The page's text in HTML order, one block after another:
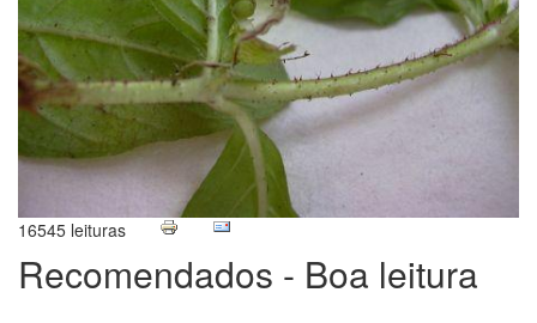
16545 leituras
Recomendados - Boa leitura